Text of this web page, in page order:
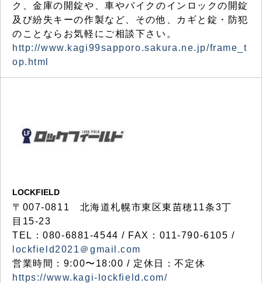
ク、金庫の開錠や、車やバイクのインロックの開錠
及び紛失キーの作製など、その他、カギと錠・防犯
のことならお気軽にご相談下さい。
http://www.kagi99sapporo.sakura.ne.jp/frame_t
op.html
LOCKFIELD
〒007-0811 北海道札幌市東区東苗穂11条3丁
目15-23
TEL：080-6881-4544 / FAX：011-790-6105 /
lockfield2021＠gmail.com
営業時間：9:00〜18:00 / 定休日：不定休
https://www.kagi-lockfield.com/